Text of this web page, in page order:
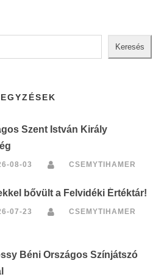
Keresés
Szent István Király
08-03 CSEMYTIHAMER
bővült a Felvidéki Értéktár!
07-23 CSEMYTIHAMER
Béni Országos Színjátszó